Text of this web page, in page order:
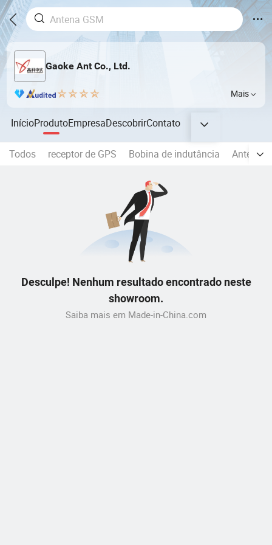
Gaoke Ant Co., Ltd.
Mais
InícioProdutoEmpresaDescobrirContato
Todos receptor de GPS Bobina de indutância Antena/
Desculpe! Nenhum resultado encontrado neste
showroom.
Saiba mais em Made-in-China.com